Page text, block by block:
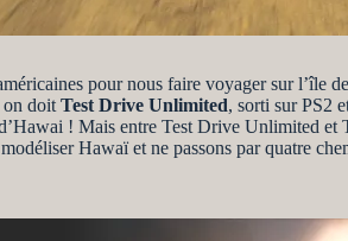
pour nous faire voyager sur l’île de
on doit Test Drive Unlimited, sorti sur PS2
! Mais entre Test Drive Unlimited
Hawaï et ne passons par quatre